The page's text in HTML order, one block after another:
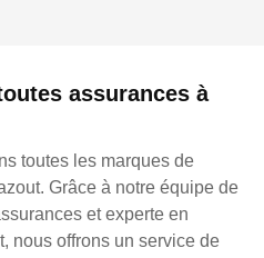
assurances à
toutes les marques de
Grâce à notre équipe de
et experte en
nous offrons un service de